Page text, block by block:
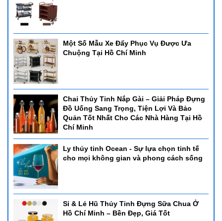
Một Số Mẫu Xe Đẩy Phục Vụ Được Ưa
Chuộng Tại Hồ Chí Minh
Chai Thủy Tinh Nắp Gài – Giải Pháp Đựng
Đồ Uống Sang Trọng, Tiện Lợi Và Bảo
Quản Tốt Nhất Cho Các Nhà Hàng Tại Hồ
Chí Minh
Ly thủy tinh Ocean - Sự lựa chọn tinh tế
cho mọi không gian và phong cách sống
Sỉ & Lẻ Hũ Thủy Tinh Đựng Sữa Chua Ở
Hồ Chí Minh – Bền Đẹp, Giá Tốt